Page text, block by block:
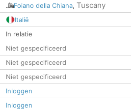
Foiano della Chiana, Tuscany
Italië
In relatie
Niet gespecificeerd
Niet gespecificeerd
Niet gespecificeerd
Inloggen
Inloggen